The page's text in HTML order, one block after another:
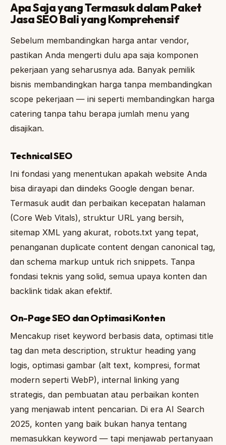
Apa Saja yang Termasuk dalam Paket
Jasa SEO Bali yang Komprehensif
Sebelum membandingkan harga antar vendor,
pastikan Anda mengerti dulu apa saja komponen
pekerjaan yang seharusnya ada. Banyak pemilik
bisnis membandingkan harga tanpa membandingkan
scope pekerjaan — ini seperti membandingkan harga
catering tanpa tahu berapa jumlah menu yang
disajikan.
Technical SEO
Ini fondasi yang menentukan apakah website Anda
bisa dirayapi dan diindeks Google dengan benar.
Termasuk audit dan perbaikan kecepatan halaman
(Core Web Vitals), struktur URL yang bersih,
sitemap XML yang akurat, robots.txt yang tepat,
penanganan duplicate content dengan canonical tag,
dan schema markup untuk rich snippets. Tanpa
fondasi teknis yang solid, semua upaya konten dan
backlink tidak akan efektif.
On-Page SEO dan Optimasi Konten
Mencakup riset keyword berbasis data, optimasi title
tag dan meta description, struktur heading yang
logis, optimasi gambar (alt text, kompresi, format
modern seperti WebP), internal linking yang
strategis, dan pembuatan atau perbaikan konten
yang menjawab intent pencarian. Di era AI Search
2025, konten yang baik bukan hanya tentang
memasukkan keyword — tapi menjawab pertanyaan